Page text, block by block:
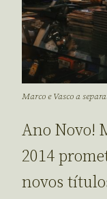
Marco e Vasco a
Ano Novo!
2014
novos